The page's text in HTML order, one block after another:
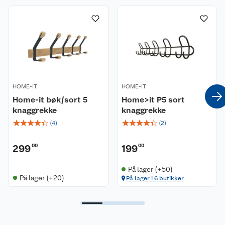
HOME-IT
Home-it bøk/sort 5
knaggrekke
☆☆☆☆☆ (4)
29900
På lager (+20)
HOME-IT
Home>it P5 sort
knaggrekke
☆☆☆☆☆ (2)
19900
På lager (+50)
På lager i 6 butikker